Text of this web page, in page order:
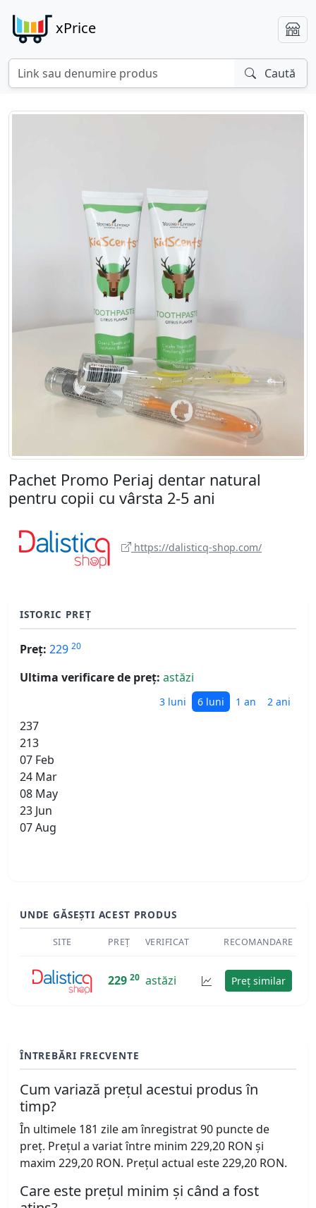
xPrice
Caută
Pachet Promo Periaj dentar natural
pentru copii cu vârsta 2-5 ani
https://dalisticq-shop.com/
ISTORIC PREȚ
Preț: 229 20
Ultima verificare de preț: astăzi
3 luni 6 luni 1 an 2 ani
237
213
07 Feb
24 Mar
08 May
23 Jun
07 Aug
UNDE GĂSEȘTI ACEST PRODUS
SITE PREȚ VERIFICAT RECOMANDARE
229 20 astăzi Preț similar
ÎNTREBĂRI FRECVENTE
Cum variază prețul acestui produs în
timp?
În ultimele 181 zile am înregistrat 90 puncte de
preț. Prețul a variat între minim 229,20 RON și
maxim 229,20 RON. Prețul actual este 229,20 RON.
Care este prețul minim și când a fost